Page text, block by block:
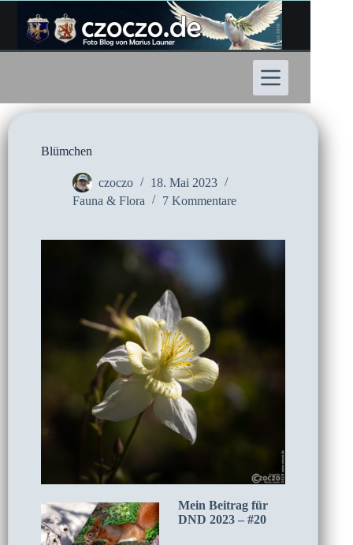
Inhalt
springen
Blümchen
czoczo
18. Mai 2023
Fauna & Flora
7 Kommentare
Mein Beitrag für
DND 2023 – #20